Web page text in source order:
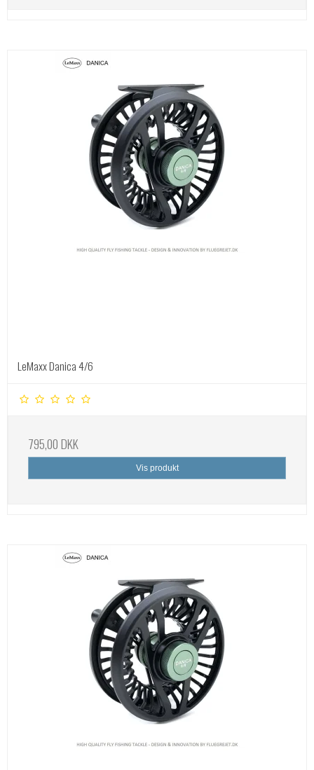
LeMaxx Danica 4/6
795,00 DKK
Vis produkt